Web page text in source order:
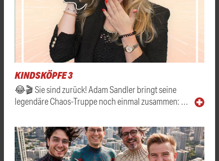
KINDSKÖPFE 3
😂🎬 Sie sind zurück! Adam Sandler bringt seine
legendäre Chaos-Truppe noch einmal zusammen: …